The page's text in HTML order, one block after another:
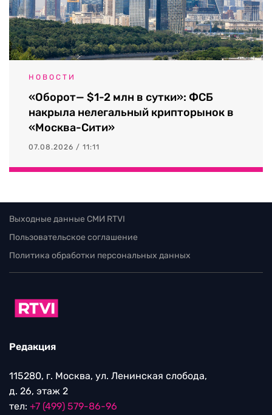
НОВОСТИ
«Оборот— $1-2 млн в сутки»: ФСБ
накрыла нелегальный крипторынок в
«Москва-Сити»
07.08.2026 / 11:11
Выходные данные СМИ RTVI
Пользовательское соглашение
Политика обработки персональных данных
Редакция
115280, г. Москва, ул. Ленинская слобода,
д. 26, этаж 2
тел: +7 (499) 579-86-96